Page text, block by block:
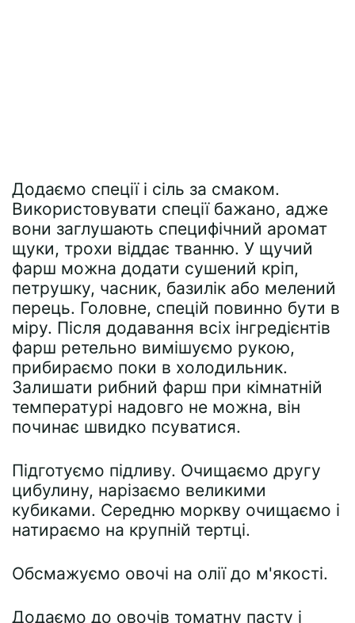
Додаємо спеції і сіль за смаком.
Використовувати спеції бажано, адже
вони заглушають специфічний аромат
щуки, трохи віддає тванню. У щучий
фарш можна додати сушений кріп,
петрушку, часник, базилік або мелений
перець. Головне, спецій повинно бути в
міру. Після додавання всіх інгредієнтів
фарш ретельно вимішуємо рукою,
прибираємо поки в холодильник.
Залишати рибний фарш при кімнатній
температурі надовго не можна, він
починає швидко псуватися.
Підготуємо підливу. Очищаємо другу
цибулину, нарізаємо великими
кубиками. Середню моркву очищаємо і
натираємо на крупній тертці.
Обсмажуємо овочі на олії до м'якості.
Додаємо до овочів томатну пасту і